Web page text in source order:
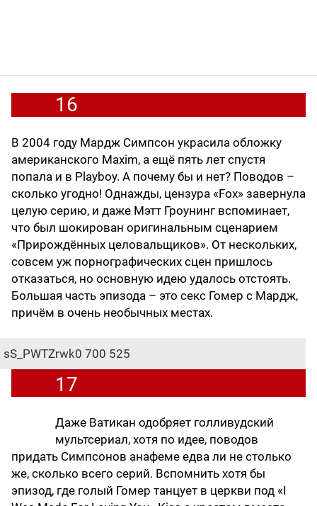
16
В 2004 году Мардж Симпсон украсила обложку
американского Maxim, а ещё пять лет спустя
попала и в Playboy. А почему бы и нет? Поводов –
сколько угодно! Однажды, цензура «Fox» завернула
целую серию, и даже Мэтт Гроунинг вспоминает,
что был шокирован оригинальным сценарием
«Прирождённых целовальщиков». От нескольких,
совсем уж порнографических сцен пришлось
отказаться, но основную идею удалось отстоять.
Большая часть эпизода – это секс Гомер с Мардж,
причём в очень необычных местах.
sS_PWTZrwk0 700 525
17
Даже Ватикан одобряет голливудский
мультсериал, хотя по идее, поводов
придать Симпсонов анафеме едва ли не столько
же, сколько всего серий. Вспомнить хотя бы
эпизод, где голый Гомер танцует в церкви под «I